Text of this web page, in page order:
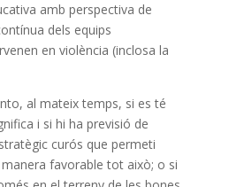
amb perspectiva de
dels equips
en violència (inclosa la
al mateix temps, si es té
i si hi ha previsió de
curós que permeti
favorable tot això; o si